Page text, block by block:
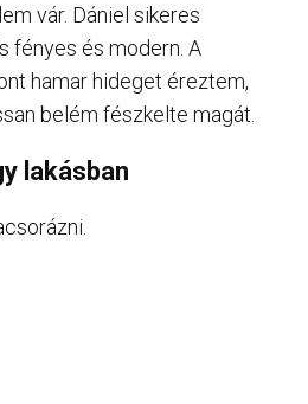
vár. Dániel sikeres
fényes és modern. A
hamar hideget éreztem,
belém fészkelte magát.
lakásban